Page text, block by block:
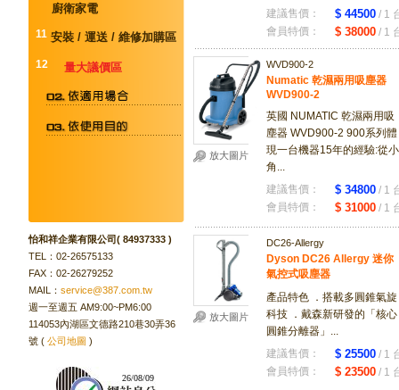
廚衛家電
11 安裝 / 運送 / 維修加購區
12 量大議價區
怡和祥企業有限公司( 84937333 )
TEL：02-26575133
FAX：02-26279252
MAIL： service@387.com.tw
週一至週五 AM9:00~PM6:00
114053內湖區文德路210巷30弄36
號 ( 公司地圖 )
26/08/09
建議售價：
$ 44500/ 1
會員特價：
$ 38000/ 1
放大圖片
WVD900-2
Numatic 乾濕兩用吸塵器
WVD900-2
英國 NUMATIC 乾濕兩用吸
塵器 WVD900-2 900系列體
現一台機器15年的經驗:從小
角...
建議售價：
$ 34800/ 1
會員特價：
$ 31000/ 1
放大圖片
DC26-Allergy
Dyson DC26 Allergy 迷你
氣控式吸塵器
產品特色 ．搭載多圓錐氣旋
科技 ．戴森新研發的「核心
圓錐分離器」...
建議售價：
$ 25500/ 1
會員特價：
$ 23500/ 1